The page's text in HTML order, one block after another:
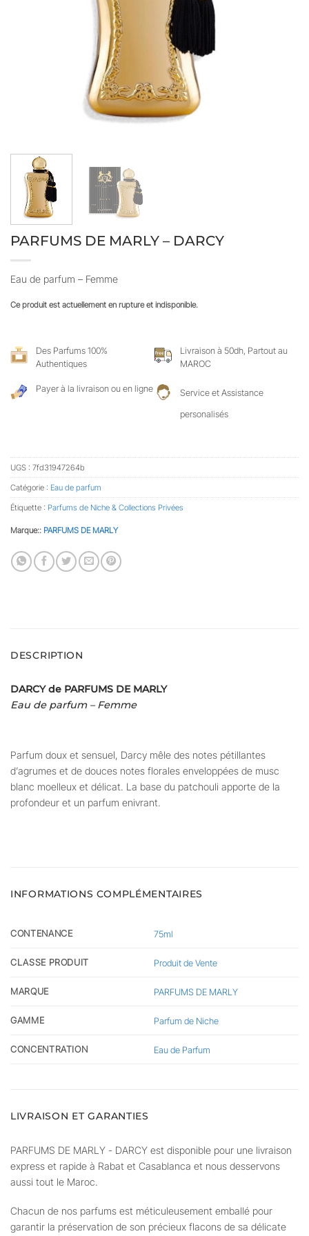
PARFUMS DE MARLY – DARCY
Eau de parfum – Femme
Ce produit est actuellement en rupture et indisponible.
Des Parfums 100%
Authentiques
Livraison à 50dh, Partout au
MAROC
Payer à la livraison ou en ligne Service et Assistance
personalisés
UGS : 7fd31947264b
Catégorie : Eau de parfum
Étiquette : Parfums de Niche & Collections Privées
Marque:: PARFUMS DE MARLY
DESCRIPTION
DARCY de PARFUMS DE MARLY
Eau de parfum – Femme
Parfum doux et sensuel, Darcy mêle des notes pétillantes
d’agrumes et de douces notes florales enveloppées de musc
blanc moelleux et délicat. La base du patchouli apporte de la
profondeur et un parfum enivrant.
INFORMATIONS COMPLÉMENTAIRES
CONTENANCE 75ml
CLASSE PRODUIT Produit de Vente
MARQUE PARFUMS DE MARLY
GAMME Parfum de Niche
CONCENTRATION Eau de Parfum
LIVRAISON ET GARANTIES
PARFUMS DE MARLY - DARCY est disponible pour une livraison
express et rapide à Rabat et Casablanca et nous desservons
aussi tout le Maroc.
Chacun de nos parfums est méticuleusement emballé pour
garantir la préservation de son précieux flacons de sa délicate